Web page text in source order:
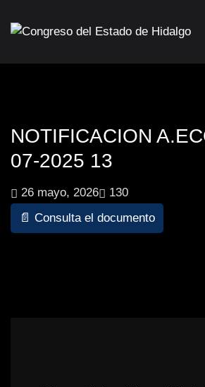
NOTIFICACION
07-2025 13
26 mayo, 2026
130
📄 Consulta el documento